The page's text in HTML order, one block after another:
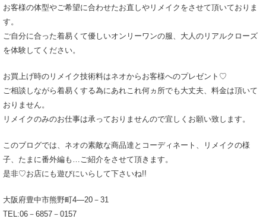
お客様の体型やご希望に合わせたお直しやリメイクをさせて頂いておりま
す。
ご自分に合った着易くて優しいオンリーワンの服、大人のリアルクローズ
を体験してください。
お買上げ時のリメイク技術料はネオからお客様へのプレゼント♡
ご相談しながら着易くする為にあれこれ何ヵ所でも大丈夫、料金は頂いて
おりません。
リメイクのみのお仕事は承っておりませんので宜しくお願い致します。
このブログでは、ネオの素敵な商品達とコーディネート、リメイクの様
子、たまに番外編も…ご紹介をさせて頂きます。
是非♡お店にも遊びにいらして下さいね!!
大阪府豊中市熊野町4―20－31
TEL:06－6857－0157